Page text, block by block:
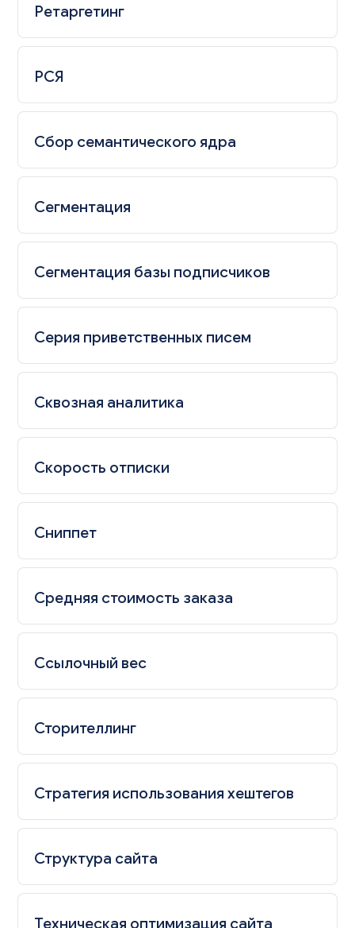
Ретаргетинг
РСЯ
Сбор семантического ядра
Сегментация
Сегментация базы подписчиков
Серия приветственных писем
Сквозная аналитика
Скорость отписки
Сниппет
Средняя стоимость заказа
Ссылочный вес
Сторителлинг
Стратегия использования хештегов
Структура сайта
Техническая оптимизация сайта